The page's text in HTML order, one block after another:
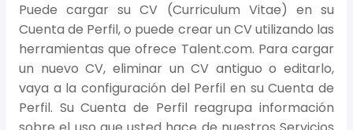
Puede cargar su CV (Curriculum Vitae) en su
Cuenta de Perfil, o puede crear un CV utilizando las
herramientas que ofrece Talent.com. Para cargar
un nuevo CV, eliminar un CV antiguo o editarlo,
vaya a la configuración del Perfil en su Cuenta de
Perfil. Su Cuenta de Perfil reagrupa información